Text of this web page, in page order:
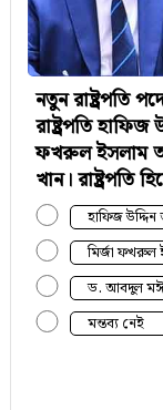
নতুন রাষ্ট্রপতি
রাষ্ট্রপতি
ফখরুল ইসলাম
খান। রাষ্ট্রপতি
হাফিজ
মির্জা
ড. আবদুল
মন্তব্য নেই